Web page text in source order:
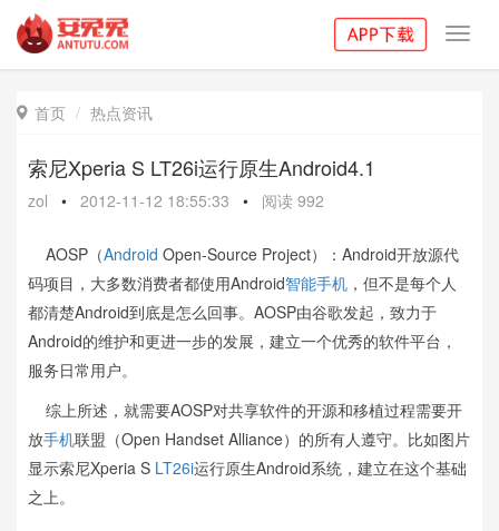
 首页 热点资讯
索尼Xperia S LT26i运行原生Android4.1
zol • 2012-11-12 18:55:33 • 阅读 992
AOSP（Android Open-Source Project）：Android开放源代
码项目，大多数消费者都使用Android智能手机 ，但不是每个人
都清楚Android到底是怎么回事。AOSP由谷歌发起，致力于
Android的维护和更进一步的发展，建立一个优秀的软件平台，
服务日常用户。
综上所述，就需要AOSP对共享软件的开源和移植过程需要开
放手机联盟（Open Handset Alliance）的所有人遵守。比如图片
显示索尼Xperia S LT26i运行原生Android系统，建立在这个基础
之上。